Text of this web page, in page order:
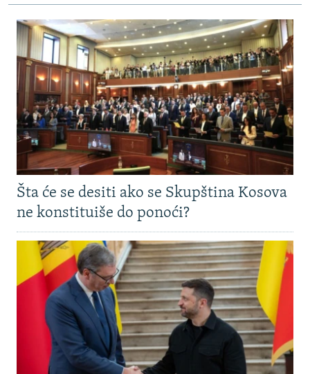
Šta će se desiti ako se Skupština Kosova
ne konstituiše do ponoći?